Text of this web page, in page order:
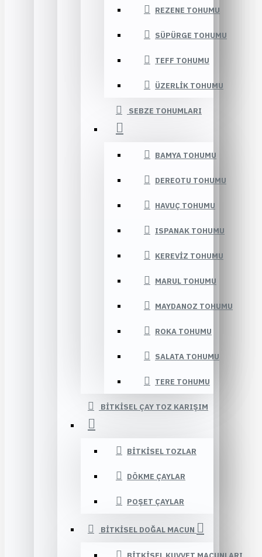
REZENE TOHUMU
SÜPÜRGE TOHUMU
TEFF TOHUMU
ÜZERLIK TOHUMU
SEBZE TOHUMLARI
BAMYA TOHUMU
DEREOTU TOHUMU
HAVUÇ TOHUMU
ISPANAK TOHUMU
KEREVIZ TOHUMU
MARUL TOHUMU
MAYDANOZ TOHUMU
ROKA TOHUMU
SALATA TOHUMU
TERE TOHUMU
BITKISEL ÇAY TOZ KARIŞIM
BITKISEL TOZLAR
DÖKME ÇAYLAR
POŞET ÇAYLAR
BITKISEL DOĞAL MACUN